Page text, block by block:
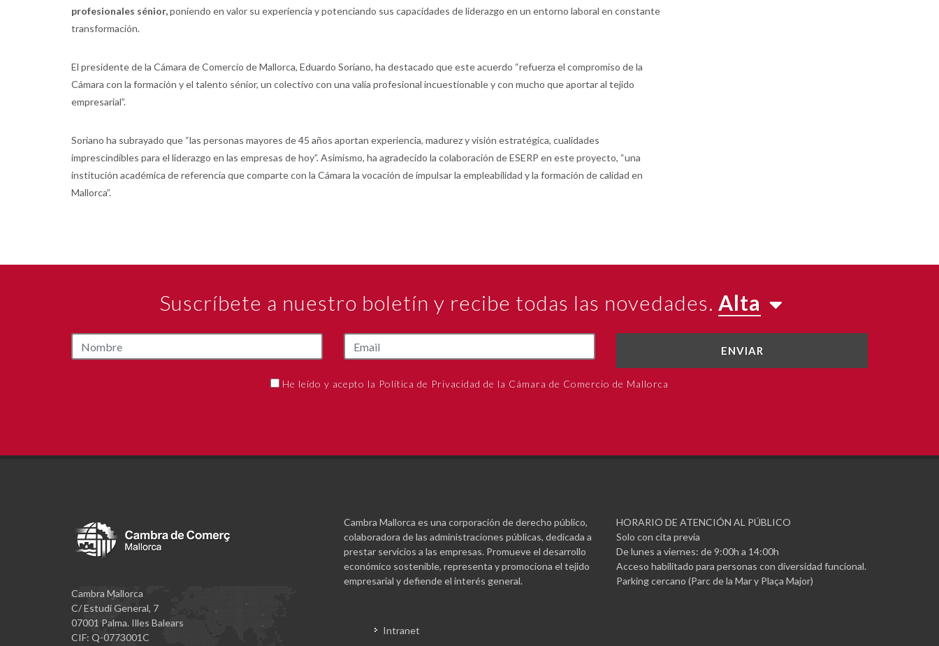
profesionales sénior,poniendo en valor su experiencia y potenciando sus capacidades de liderazgo en un entorno laboral en constante
transformación.
El presidente de la Cámara de Comercio de Mallorca, Eduardo Soriano, ha destacado que este acuerdo “refuerza el compromiso de la
Cámara con la formación y el talento sénior, un colectivo con una valía profesional incuestionable y con mucho que aportar al tejido
empresarial”.
Soriano ha subrayado que “las personas mayores de 45 años aportan experiencia, madurez y visión estratégica, cualidades
imprescindibles para el liderazgo en las empresas de hoy”. Asimismo, ha agradecido la colaboración de ESERP en este proyecto, “una
institución académica de referencia que comparte con la Cámara la vocación de impulsar la empleabilidad y la formación de calidad en
Mallorca”.
Suscríbete a nuestro boletín y recibe todas las novedades. Alta
ENVIAR
He leído y acepto la Política de Privacidad de la Cámara de Comercio de Mallorca
Cambra Mallorca
C/ Estudi General, 7
07001 Palma. Illes Balears
CIF: Q-0773001C
Cambra Mallorca es una corporación de derecho público,
colaboradora de las administraciones públicas, dedicada a
prestar servicios a las empresas. Promueve el desarrollo
económico sostenible, representa y promociona el tejido
empresarial y defiende el interés general.
Intranet
HORARIO DE ATENCIÓN AL PÚBLICO
Solo con cita previa
De lunes a viernes: de 9:00h a 14:00h
Acceso habilitado para personas con diversidad funcional.
Parking cercano (Parc de la Mar y Plaça Major)